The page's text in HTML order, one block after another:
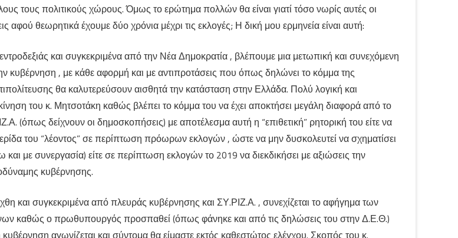
τους πολιτικούς χώρους. Όμως το ερώτημα πολλών θα είναι γιατί τόσο νωρίς αυτές οι
αφού θεωρητικά έχουμε δύο χρόνια μέχρι τις εκλογές; Η δική μου ερμηνεία είναι αυτή:
και συγκεκριμένα από την Νέα Δημοκρατία , βλέπουμε μια μετωπική και συνεχόμενη
κυβέρνηση , με κάθε αφορμή και με αντιπροτάσεις που όπως δηλώνει το κόμμα της
θα καλυτερεύσουν αισθητά την κατάσταση στην Ελλάδα. Πολύ λογική και
του κ. Μητσοτάκη καθώς βλέπει το κόμμα του να έχει αποκτήσει μεγάλη διαφορά από το
(όπως δείχνουν οι δημοσκοπήσεις) με αποτέλεσμα αυτή η “επιθετική” ρητορική του είτε να
του “λέοντος” σε περίπτωση πρόωρων εκλογών , ώστε να μην δυσκολευτεί να σχηματίσει
με συνεργασία) είτε σε περίπτωση εκλογών το 2019 να διεκδικήσει με αξιώσεις την
κυβέρνησης.
και συγκεκριμένα από πλευράς κυβέρνησης και ΣΥ.ΡΙΖ.Α. , συνεχίζεται το αφήγημα των
καθώς ο πρωθυπουργός προσπαθεί (όπως φάνηκε και από τις δηλώσεις του στην Δ.Ε.Θ.)
αγωνίζεται και σύντομα θα είμαστε εκτός καθεστώτος ελέγχου. Σκοπός του κ.